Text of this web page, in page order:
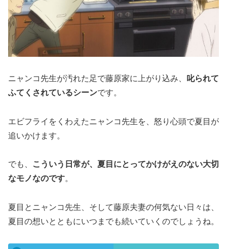
ニャンコ先生が汚れた足で藤原家に上がり込み、
叱られて
ふてくされているシーンです。
エビフライをくわえたニャンコ先生を、怒り心頭で夏目が
追いかけます。
でも、
こういう日常が、夏目にとってかけがえのない大切
なモノなのです。
夏目とニャンコ先生、そして藤原夫妻の何気ない日々は、
夏目の想いとともにいつまでも続いていくのでしょうね。